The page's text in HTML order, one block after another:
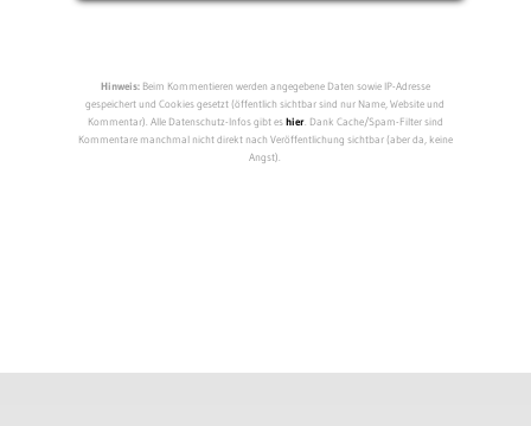
Hinweis:Beim Kommentieren werden angegebene Daten sowie IP-Adresse
gespeichert und Cookies gesetzt (öffentlich sichtbar sind nur Name, Website und
Kommentar). Alle Datenschutz-Infos gibt eshier. Dank Cache/Spam-Filter sind
Kommentare manchmal nicht direkt nach Veröffentlichung sichtbar (aber da, keine
Angst).